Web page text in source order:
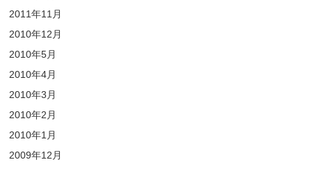
2011年11月
2010年12月
2010年5月
2010年4月
2010年3月
2010年2月
2010年1月
2009年12月